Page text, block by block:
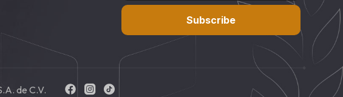
Subscribe
de C.V.